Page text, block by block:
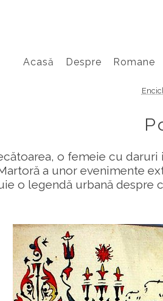
Acasă Despre Romane
o femeie cu
a unor evenimente
o legendă urbană despre